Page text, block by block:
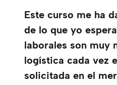
Este curso me ha
de lo que yo
laborales son muy
logística cada vez
solicitada en el